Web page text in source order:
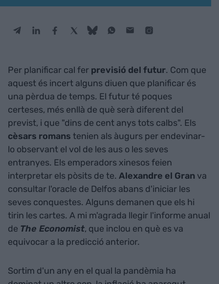
Per planificar cal fer previsió del futur. Com que
aquest és incert alguns diuen que planificar és
una pèrdua de temps. El futur té poques
certeses, més enllà de què serà diferent del
previst, i que "dins de cent anys tots calbs". Els
cèsars romans tenien als àugurs per endevinar-
lo observant el vol de les aus o les seves
entranyes. Els emperadors xinesos feien
interpretar els pòsits de te. Alexandre el Gran va
consultar l'oracle de Delfos abans d'iniciar les
seves conquestes. Alguns demanen que els hi
tirin les cartes. A mi m'agrada llegir l'informe anual
de The Economist, que inclou en què es va
equivocar a la predicció anterior.
Sortim d'un any en el qual la pandèmia ha